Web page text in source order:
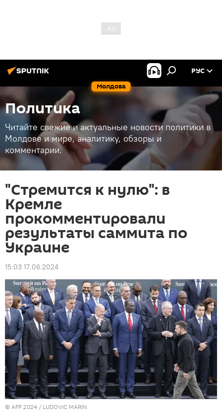
Молдова
РУС
Политика
Читайте свежие и актуальные новости политики в
Молдове и мире, аналитику, обзоры и
комментарии.
"Стремится к нулю": в
Кремле
прокомментировали
результаты саммита по
Украине
15:03 17.06.2024
© AFP 2024 / LUDOVIC MARIN